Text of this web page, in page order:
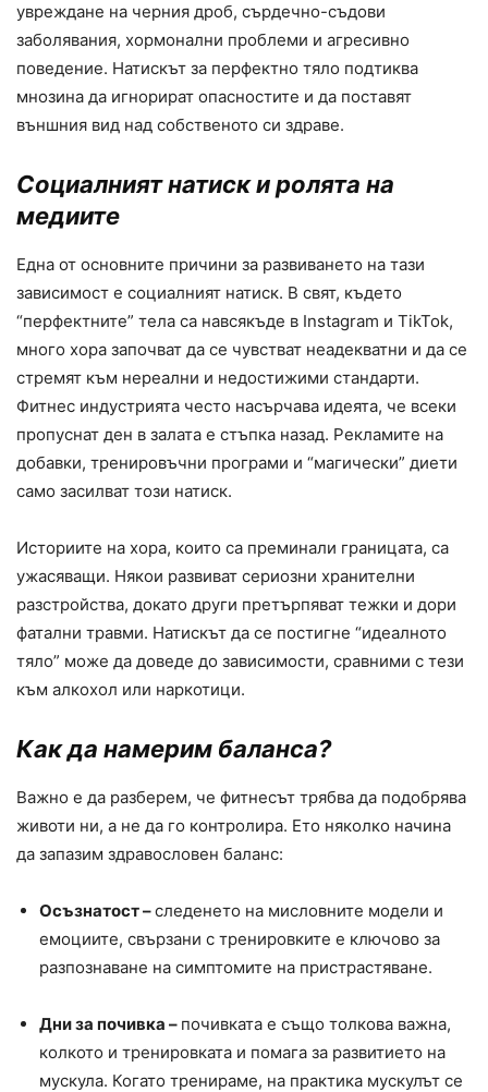
увреждане на черния дроб, сърдечно-съдови
заболявания, хормонални проблеми и агресивно
поведение. Натискът за перфектно тяло подтиква
мнозина да игнорират опасностите и да поставят
външния вид над собственото си здраве.
Социалният натиск и ролята на
медиите
Една от основните причини за развиването на тази
зависимост е социалният натиск. В свят, където
“перфектните” тела са навсякъде в Instagram и TikTok,
много хора започват да се чувстват неадекватни и да се
стремят към нереални и недостижими стандарти.
Фитнес индустрията често насърчава идеята, че всеки
пропуснат ден в залата е стъпка назад. Рекламите на
добавки, тренировъчни програми и “магически” диети
само засилват този натиск.
Историите на хора, които са преминали границата, са
ужасяващи. Някои развиват сериозни хранителни
разстройства, докато други претърпяват тежки и дори
фатални травми. Натискът да се постигне “идеалното
тяло” може да доведе до зависимости, сравними с тези
към алкохол или наркотици.
Как да намерим баланса?
Важно е да разберем, че фитнесът трябва да подобрява
животи ни, а не да го контролира. Ето няколко начина
да запазим здравословен баланс:
Осъзнатост –следенето на мисловните модели и
емоциите, свързани с тренировките е ключово за
разпознаване на симптомите на пристрастяване.
Дни за почивка – почивката е също толкова важна,
колкото и тренировката и помага за развитието на
мускула. Когато тренираме, на практика мускулът се